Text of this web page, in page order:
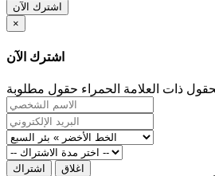
اشترك الآن
×
اشترك الآن
ذات العلامة الحمراء حقول مطلوبة
اشتراك اغلاق